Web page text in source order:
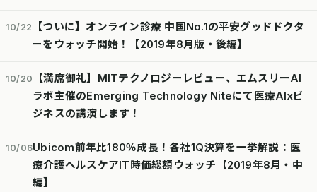
10/22
【ついに】オンライン診療 中国No.1の平安グッドドクタ
ーをウォッチ開始！【2019年8月版・後編】
10/20
【満席御礼】MITテクノロジーレビュー、エムスリーAI
ラボ主催のEmerging Technology Niteにて医療AIxビ
ジネスの講演します！
10/06Ubicom前年比180％成長！各社1Q決算を一挙解説：医
療介護ヘルスケアIT時価総額ウォッチ【2019年8月・中
編】